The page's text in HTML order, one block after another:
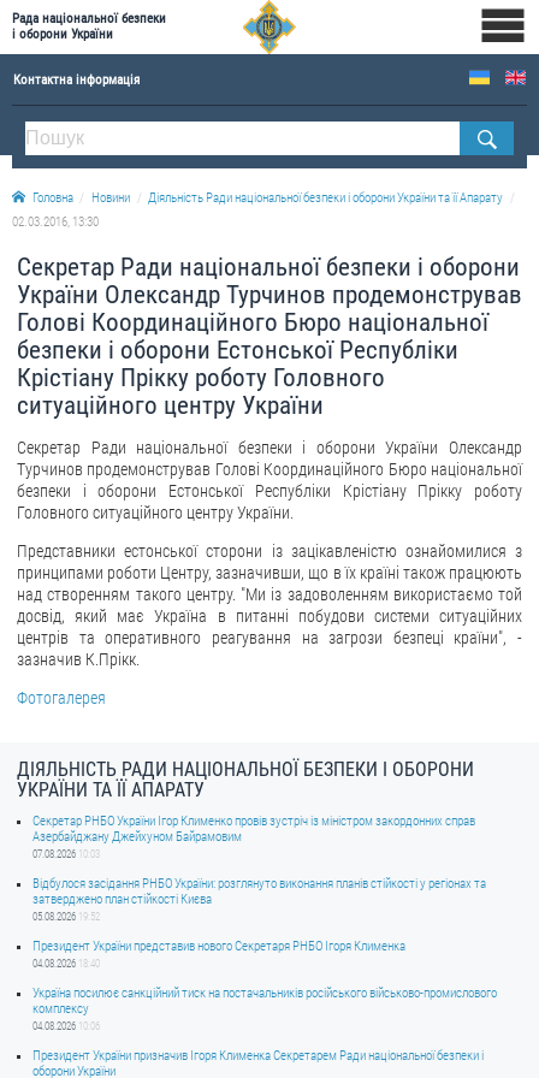
Рада національної безпеки
і оборони України
Контактна інформація
ПРО РНБОУ
Склад Ради національної безпеки і оборони України
Апарат Ради національної безпеки і оборони України
Історична довідка про діяльність Ради національної безпеки і оборони України
ОФІЦІЙНІ ДОКУМЕНТИ
ПРЕСЦЕНТР
Drone Deals
Фотогалерея
ЗВЕРНЕННЯ ГРОМАДЯН
Звернення громадян
Електронне звернення
ДОСТУП ДО ПУБЛІЧНОЇ ІНФОРМАЦІЇ
Організація доступу до публічної інформації
Запит на отримання публічної інформації
Облік публічної інформації
Публічні закупівлі
Головна Новини
Діяльність Ради національної безпеки і оборони України та її Апарату
02.03.2016, 13:30
Секретар Ради національної безпеки і оборони
України Олександр Турчинов продемонстрував
Голові Координаційного Бюро національної
безпеки і оборони Естонської Республіки
Крістіану Прікку роботу Головного
ситуаційного центру України
Секретар Ради національної безпеки і оборони України Олександр
Турчинов продемонстрував Голові Координаційного Бюро національної
безпеки і оборони Естонської Республіки Крістіану Прікку роботу
Головного ситуаційного центру України.
Представники естонської сторони із зацікавленістю ознайомилися з
принципами роботи Центру, зазначивши, що в їх країні також працюють
над створенням такого центру. "Ми із задоволенням використаємо той
досвід, який має Україна в питанні побудови системи ситуаційних
центрів та оперативного реагування на загрози безпеці країни", -
зазначив К.Прікк.
Фотогалерея
ДІЯЛЬНІСТЬ РАДИ НАЦІОНАЛЬНОЇ БЕЗПЕКИ І ОБОРОНИ
УКРАЇНИ ТА ЇЇ АПАРАТУ
Секретар РНБО України Ігор Клименко провів зустріч із міністром закордонних справ
Азербайджану Джейхуном Байрамовим
07.08.2026 10:03
Відбулося засідання РНБО України: розглянуто виконання планів стійкості у регіонах та
затверджено план стійкості Києва
05.08.2026 19:52
Президент України представив нового Секретаря РНБО Ігоря Клименка
04.08.2026 18:40
Україна посилює санкційний тиск на постачальників російського військово-промислового
комплексу
04.08.2026 10:06
Президент України призначив Ігоря Клименка Секретарем Ради національної безпеки і
оборони України